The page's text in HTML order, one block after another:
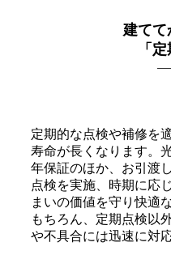
建てて
「
定期的な点検や補修を
寿命が長くなります。
年保証のほか、お引渡
点検を実施、時期に応
まいの価値を守り快適
もちろん、定期点検以
や不具合には迅速に対